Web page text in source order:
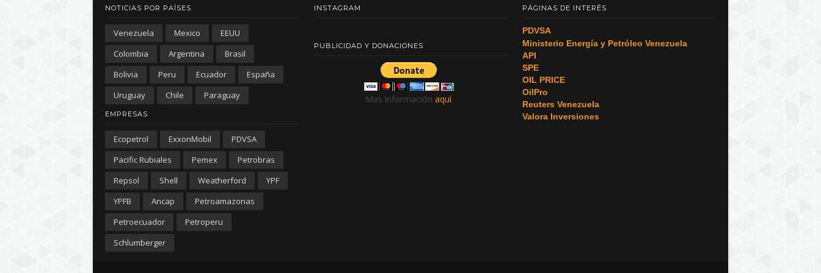
NOTICIAS POR PAÍSES
Venezuela Mexico
EEUU
Colombia
Argentina
Brasil
Bolivia
Peru Ecuador
España
Uruguay
Chile Paraguay
EMPRESAS
Ecopetrol ExxonMobil
PDVSA
Pacific Rubiales
Pemex
Petrobras
Repsol
Shell Weatherford
YPF
YPFB
Ancap
Petroamazonas
Petroecuador
Petroperu
Schlumberger
INSTAGRAM
PUBLICIDAD Y DONACIONES
Mas información aquí.
PÁGINAS DE INTERÉS
PDVSA
Ministerio Energía y Petróleo Venezuela
API
SPE
OIL PRICE
OilPro
Reuters Venezuela
Valora Inversiones